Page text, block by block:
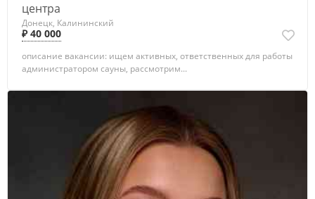
центра
Донецк, Калининский
₽ 40 000
описание вакансии: ищем активных, ответственных для работы
администратором сауны, рассмотрим...